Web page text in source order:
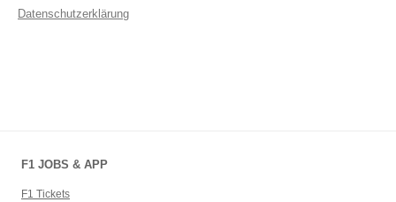
Datenschutzerklärung
F1 JOBS & APP
F1 Tickets